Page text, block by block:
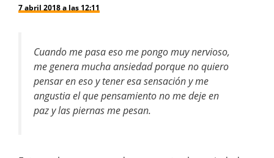
7 abril 2018 a las 12:11
Cuando me pasa eso me pongo muy nervioso,
me genera mucha ansiedad porque no quiero
pensar en eso y tener esa sensación y me
angustia el que pensamiento no me deje en
paz y las piernas me pesan.